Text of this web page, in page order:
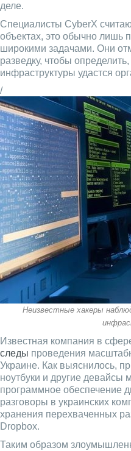
деле.
Специалисты CyberX
объектах, это обычно лишь
широкими задачами. Они
разведку, чтобы
инфраструктуры удастся
/
Неизвестные хакеры
Известная компания в
следы проведения
Украине. Как выяснилось,
ноутбуки и другие девайсы
программное обеспечение
разговоры в украинских
хранения перехваченных
Dropbox.
Таким образом